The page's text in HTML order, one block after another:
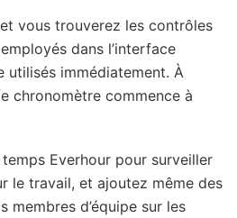
vous trouverez les contrôles
dans l’interface
utilisés immédiatement. À
chronomètre commence à
Everhour pour surveiller
le travail, et ajoutez même des
membres d’équipe sur les